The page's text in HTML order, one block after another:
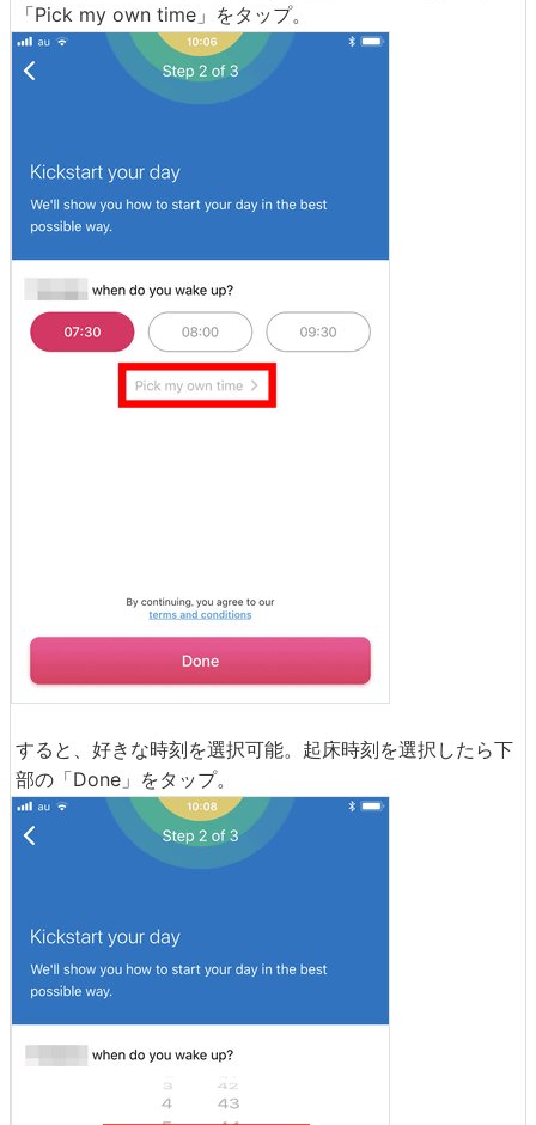
「Pick my own time」をタップ。
すると、好きな時刻を選択可能。起床時刻を選択したら下
部の「Done」をタップ。